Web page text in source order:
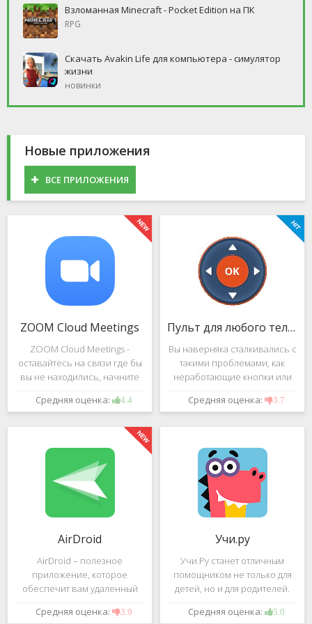
Взломанная Minecraft - Pocket Edition на ПК
RPG
Скачать Avakin Life для компьютера - симулятор
жизни
новинки
Новые приложения
ВСЕ ПРИЛОЖЕНИЯ
ZOOM Cloud Meetings
ZOOM Cloud Meetings -
оставайтесь на связи где бы
вы не находились, начните
свою или присоединитесь к
видеоконференции с
высококачественным
изображением. Столь
Средняя оценка: 4.4
Пульт для любого телевизора
Вы наверняка сталкивались с
такими проблемами, как
неработающие кнопки или
разряженные батарейки на
вашем пульте от
с помощью приложения
"Пульт для
Средняя оценка: 3.7
AirDroid
AirDroid – полезное
приложение, которое
обеспечит вам удаленный
доступ к вашему смартфону
или планшету при помощи
Средняя оценка: 3.9
Учи.ру
Учи.Ру станет отличным
помощником не только для
детей, но и для родителей.
Это приложение заточено
под изучение различного
Средняя оценка: 5.0